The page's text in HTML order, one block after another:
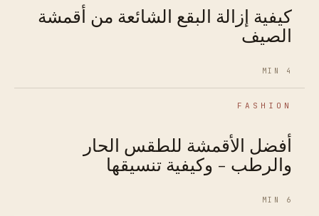
كيفية إزالة البقع الشائعة من أقمشة
الصيف
4 MIN
FASHION
أفضل الأقمشة للطقس الحار
والرطب - وكيفية تنسيقها
6 MIN